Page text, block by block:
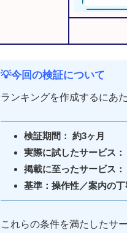
💡今回の検証について
ランキングを作成するにあた
検証期間： 約3ヶ月
実際に試したサービス：
掲載に至ったサービス：
基準：操作性／案内の
これらの条件を満たしたサ